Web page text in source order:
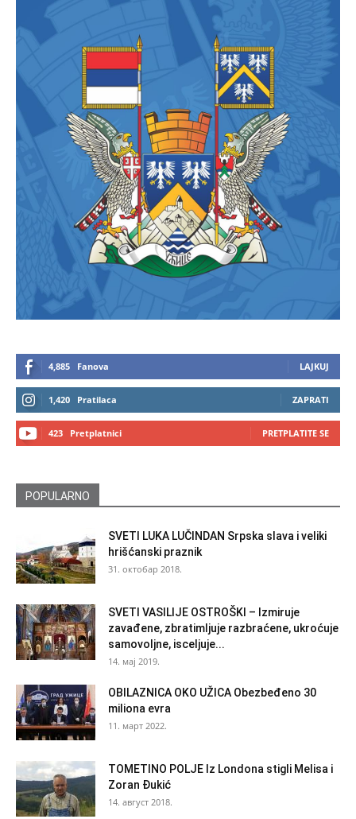
4,885 Fanova LAJKUJ
1,420 Pratilaca ZAPRATI
423 Pretplatnici PRETPLATITE SE
POPULARNO
SVETI LUKA LUČINDAN Srpska slava i veliki
hrišćanski praznik
31. октобар 2018.
SVETI VASILIJE OSTROŠKI – Izmiruje
zavađene, zbratimljuje razbraćene, ukroćuje
samovoljne, isceljuje...
14. мај 2019.
OBILAZNICA OKO UŽICA Obezbeđeno 30
miliona evra
11. март 2022.
TOMETINO POLJE Iz Londona stigli Melisa i
Zoran Đukić
14. август 2018.